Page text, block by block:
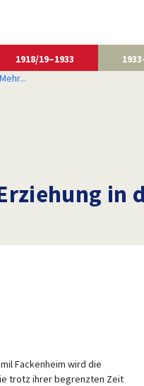
1918/19–1933
Mehr...
in
Fackenheim wird die
trotz ihrer begrenzten Zeit